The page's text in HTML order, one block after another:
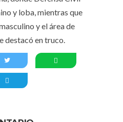
y loba, mientras que
y el área de
destacó en truco.